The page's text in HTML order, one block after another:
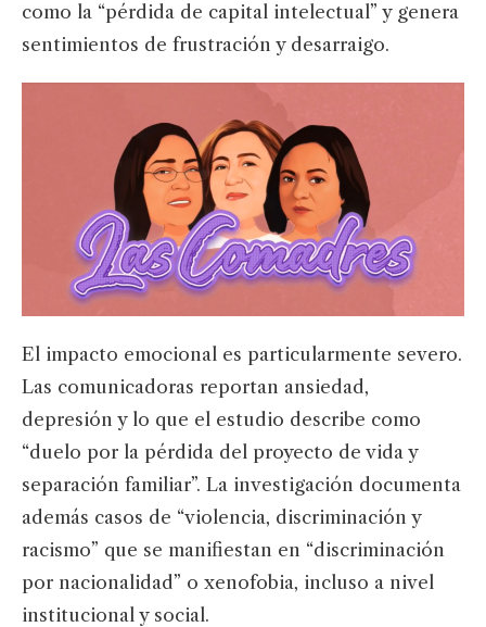
como la “pérdida de capital intelectual” y genera
sentimientos de frustración y desarraigo.
El impacto emocional es particularmente severo.
Las comunicadoras reportan ansiedad,
depresión y lo que el estudio describe como
“duelo por la pérdida del proyecto de vida y
separación familiar”. La investigación documenta
además casos de “violencia, discriminación y
racismo” que se manifiestan en “discriminación
por nacionalidad” o xenofobia, incluso a nivel
institucional y social.